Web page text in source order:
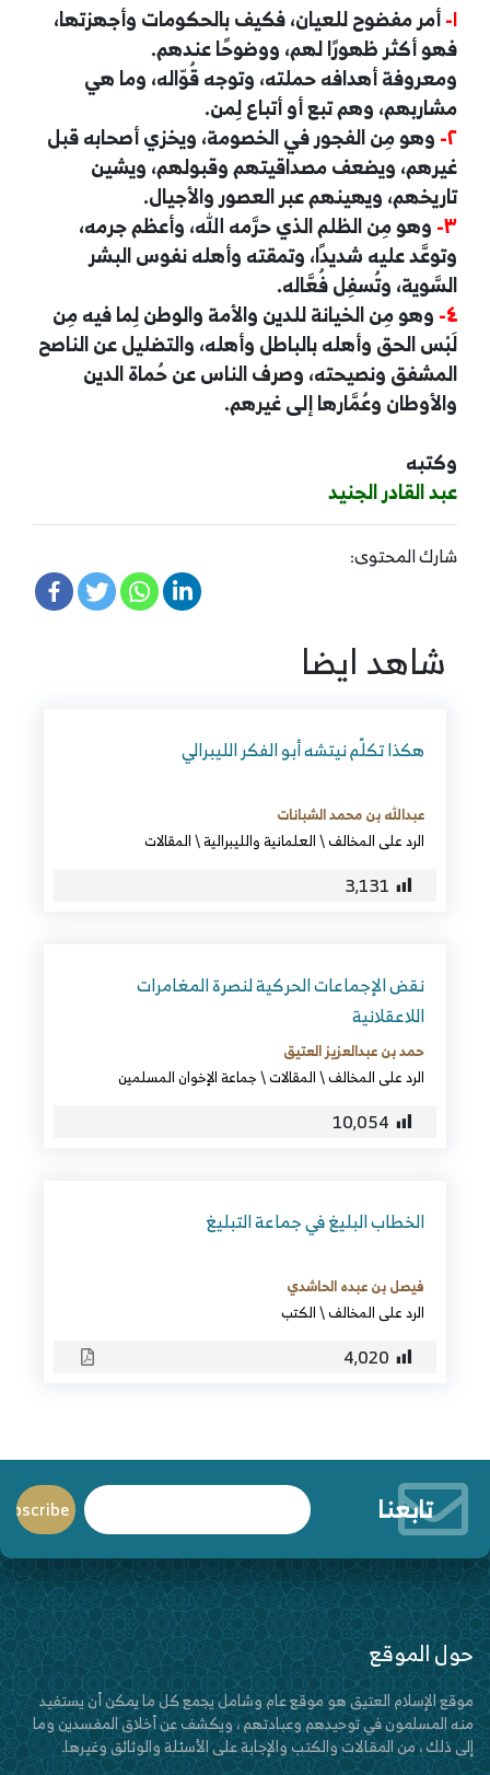
١- أمر مفضوح للعيان، فكيف بالحكومات وأجهزتها،
فهو أكثر ظهورًا لهم، ووضوحًا عندهم.
ومعروفة أهدافه حملته، وتوجه قُوّاله، وما هي
مشاربهم، وهم تبع أو أتباع لِمن.
٢- وهو مِن الفجور في الخصومة، ويخزي أصحابه قبل
غيرهم، ويضعف مصداقيتهم وقبولهم، ويشين
تاريخهم، ويهينهم عبر العصور والأجيال.
٣- وهو مِن الظلم الذي حرَّمه الله، وأعظم جرمه،
وتوعَّد عليه شديدًا، وتمقته وأهله نفوس البشر
السَّوية، وتُسفِل فُعَّاله.
٤- وهو مِن الخيانة للدين والأمة والوطن لِما فيه مِن
لَبْس الحق وأهله بالباطل وأهله، والتضليل عن الناصح
المشفق ونصيحته، وصرف الناس عن حُماة الدين
والأوطان وعُمَّارها إلى غيرهم.
وكتبه
عبد القادر الجنيد
شارك المحتوى:
شاهد ايضا
هكذا تكلّم نيتشه أبو الفكر الليبرالي
عبدالله بن محمد الشبانات
الرد على المخالف\العلمانية والليبرالية\المقالات
3٬131
نقض الإجماعات الحركية لنصرة المغامرات
اللاعقلانية
حمد بن عبدالعزيز العتيق
الرد على المخالف\المقالات\جماعة الإخوان المسلمين
10٬054
الخطاب البليغ في جماعة التبليغ
فيصل بن عبده الحاشدي
الرد على المخالف\الكتب
4٬020
تابعنا
حول الموقع
موقع الإسلام العتيق هو موقع عام وشامل يجمع كل ما يمكن أن يستفيد
منه المسلمون في توحيدهم وعبادتهم ، ويكشف عن أخلاق المفسدين وما
إلى ذلك ، من المقالات والكتب والإجابة على الأسئلة والوثائق وغيرها.